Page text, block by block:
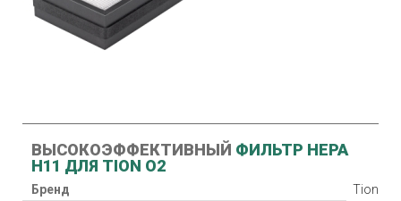
ВЫСОКОЭФФЕКТИВНЫЙ ФИЛЬТР HEPA
Н11 ДЛЯ TION O2
Бренд
Tion